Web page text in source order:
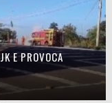
E PROVOCA